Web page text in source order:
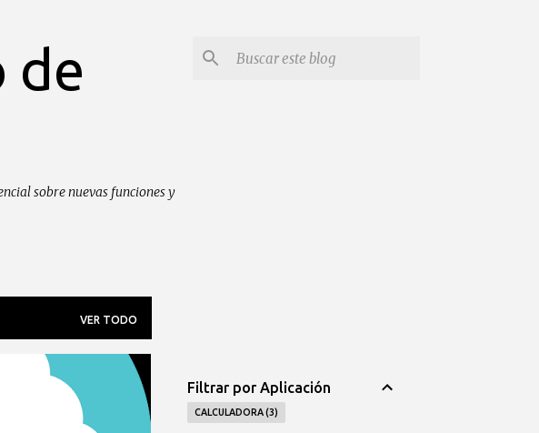
de
sobre nuevas funciones y
VER TODO
Filtrar por Aplicación
CALCULADORA 3